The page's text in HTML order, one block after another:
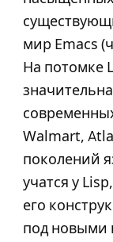
мир Emacs
На потомке
Walmart,
поколений
учатся у
его
под новыми